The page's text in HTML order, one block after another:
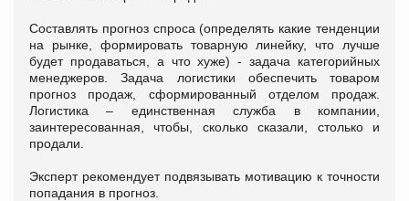
Составлять прогноз спроса (определять какие тенденции
на рынке, формировать товарную линейку, что лучше
будет продаваться, а что хуже) - задача категорийных
менеджеров. Задача логистики обеспечить товаром
прогноз продаж, сформированный отделом продаж.
Логистика – единственная служба в компании,
заинтересованная, чтобы, сколько сказали, столько и
продали.
Эксперт рекомендует подвязывать мотивацию к точности
попадания в прогноз.